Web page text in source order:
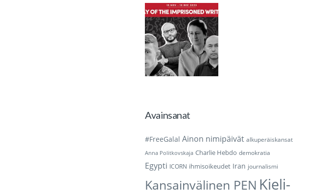
Avainsanat
#FreeGalal Ainon nimipäivät alkuperäiskansat
Anna Politkovskaja Charlie Hebdo demokratia
Egypti ICORN ihmisoikeudet Iran journalismi
Kansainvälinen PEN Kieli-